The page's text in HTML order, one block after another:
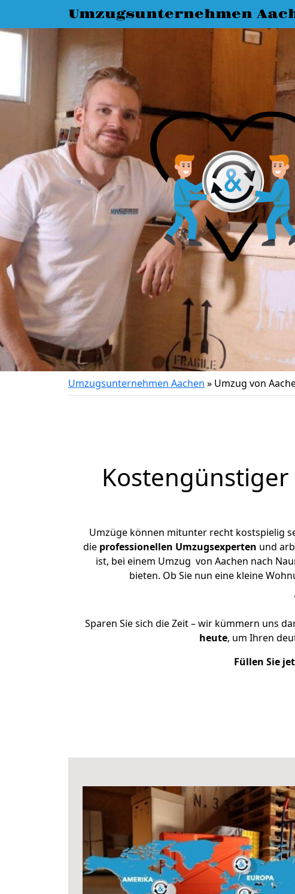
Umzugsunternehmen
Umzugsunternehmen Aachen » Umzug von
Umzüge können mitunter recht kostspielig
die professionellen Umzugsexperten und
ist, bei einem Umzug von Aachen nach
bieten. Ob Sie nun eine kleine
Sparen Sie sich die Zeit – wir kümmern uns
heute, um Ihren
Füllen Sie